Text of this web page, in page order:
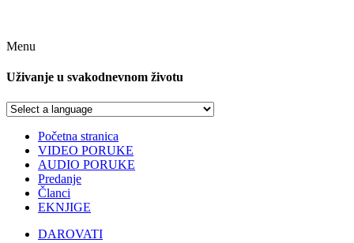
Menu
Uživanje u svakodnevnom životu
Početna stranica
VIDEO PORUKE
AUDIO PORUKE
Predanje
Članci
EKNJIGE
DAROVATI